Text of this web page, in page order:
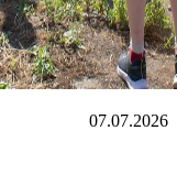
07.07.2026